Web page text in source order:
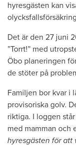
hyresgästen kan
Det är den 27 juni
”Torrt!” med
Öbo planeringen
de stöter på
Familjen bor kvar i
provisoriska golv.
riktiga. I loggen
med mamman och
hyresgästen för att